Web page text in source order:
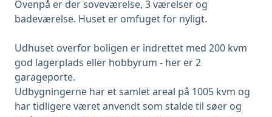
Ovenpå er der soveværelse, 3 værelser og
badeværelse. Huset er omfuget for nyligt.
Udhuset overfor boligen er indrettet med 200 kvm
god lagerplads eller hobbyrum - her er 2
garageporte.
Udbygningerne har et samlet areal på 1005 kvm og
har tidligere været anvendt som stalde til søer og